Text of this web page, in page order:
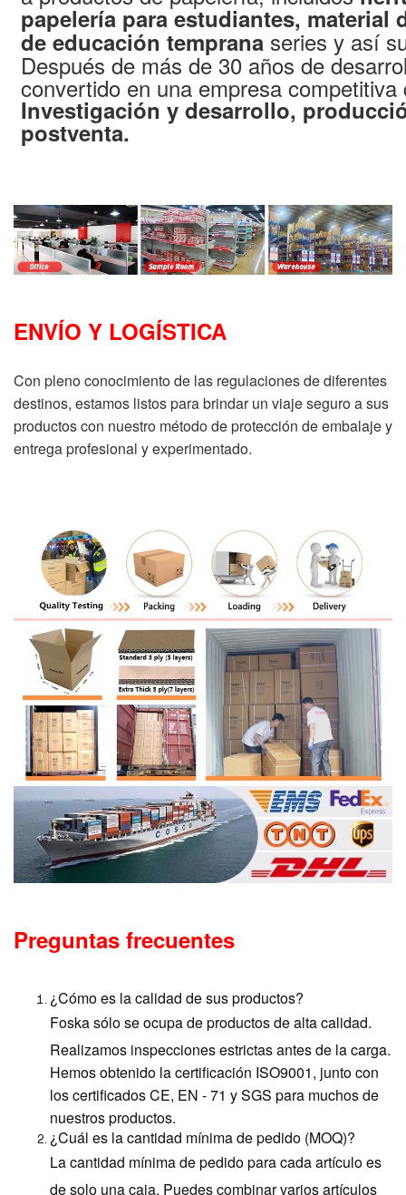
papelería para estudiantes,
de educación temprana series y así
Después de más de 30 años de
convertido en una empresa
Investigación y desarrollo,
postventa.
ENVÍO Y LOGÍSTICA
Con pleno conocimiento de las regulaciones de diferentes
destinos, estamos listos para brindar un viaje seguro a sus
productos con nuestro método de protección de embalaje y
entrega profesional y experimentado.
Preguntas frecuentes
¿Cómo es la calidad de sus productos?
Foska sólo se ocupa de productos de alta calidad.
Realizamos inspecciones estrictas antes de la carga.
Hemos obtenido la certificación ISO9001, junto con
los certificados CE, EN - 71 y SGS para muchos de
nuestros productos.
¿Cuál es la cantidad mínima de pedido (MOQ)?
La cantidad mínima de pedido para cada artículo es
de solo una caja. Puedes combinar varios artículos